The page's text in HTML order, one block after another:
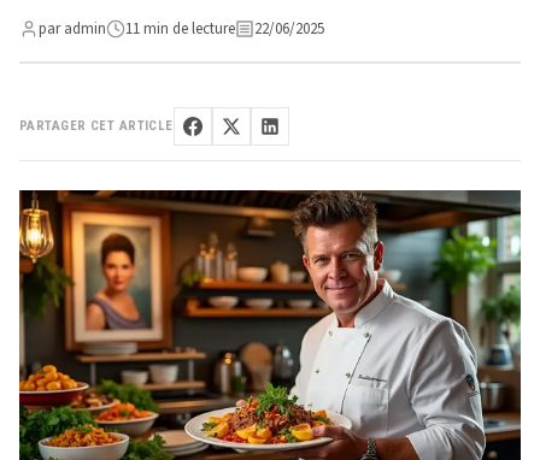
par admin 11 min de lecture 22/06/2025
PARTAGER CET ARTICLE